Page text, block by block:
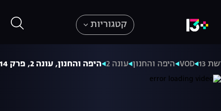
קטגוריות
13
VOD היפה והחנון עונה 2 היפה והחנון, עונה 2, פרק 14